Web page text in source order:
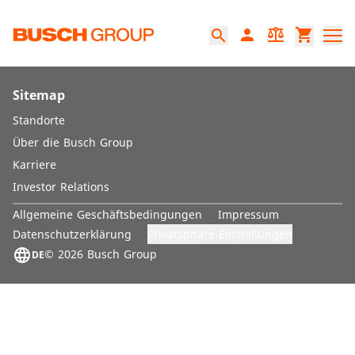
search person balance shopping_cart
Sitemap
Standorte
Über die Busch Group
Karriere
Investor Relations
Allgemeine Geschäftsbedingungen
Impressum
Datenschutzerklärung
DE
language © 2026 Busch Group